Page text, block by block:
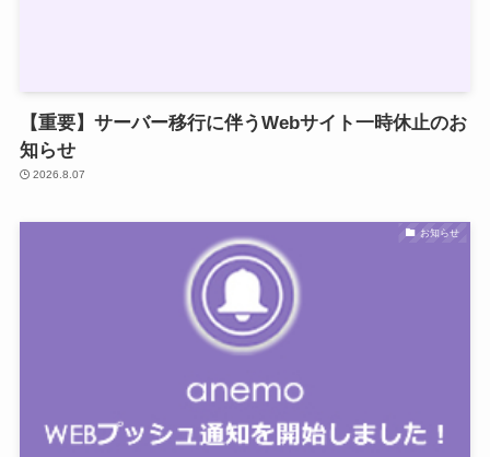
【重要】サーバー移行に伴うWebサイト一時休止のお
知らせ
2026.8.07
お知らせ